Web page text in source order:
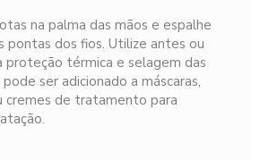
na palma das mãos e espalhe
pontas dos fios. Utilize antes ou
proteção térmica e selagem das
ser adicionado a máscaras,
cremes de tratamento para